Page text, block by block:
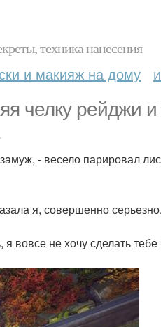
техника нанесения
и макияж на дому
челку рейджи и
- весело парировал
я, совершенно
вовсе не хочу сделать